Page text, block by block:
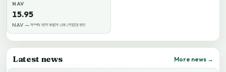
NAV
15.95
NAV — সম্পদ ভাগ করলে এক শেয়ারে কত
Latest news More news →